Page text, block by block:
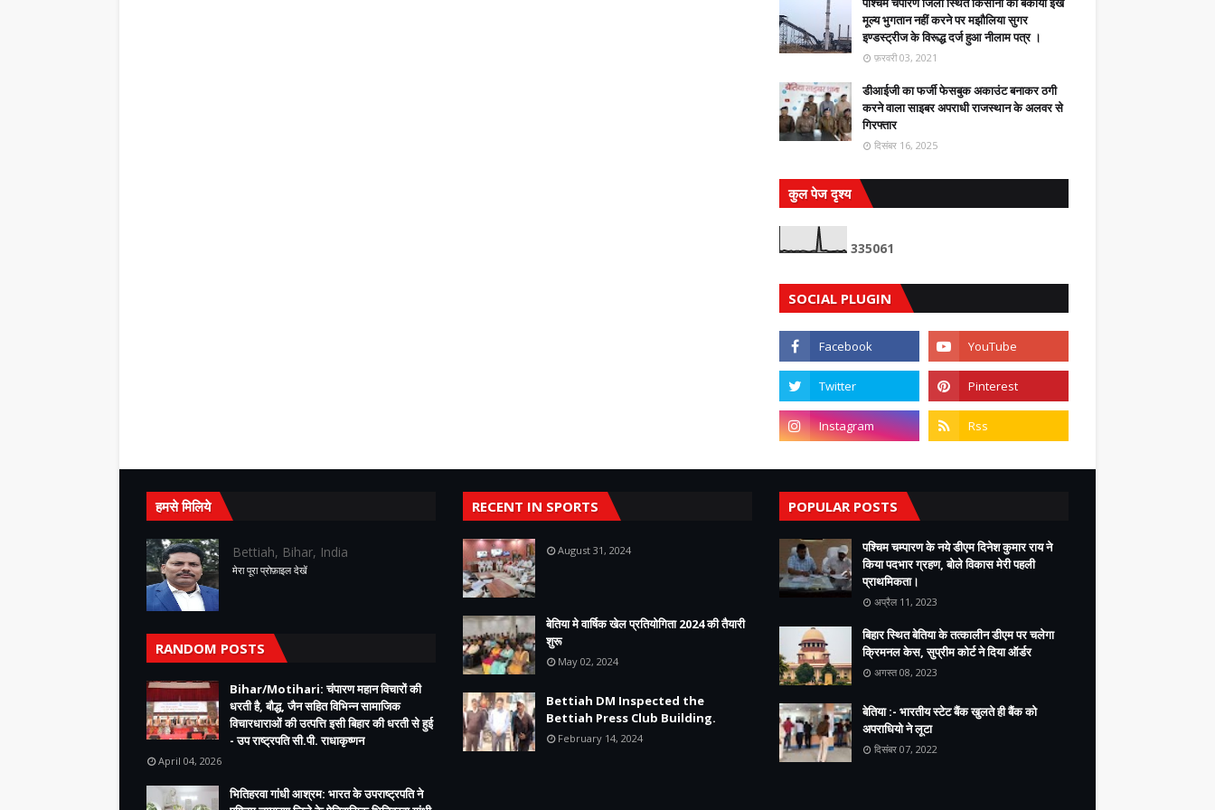
मूल्य भुगतान नहीं करने पर मझौलिया सुगर
इण्डस्ट्रीज के विरूद्ध दर्ज हुआ नीलाम पत्र ।
फ़रवरी 03, 2021
डीआईजी का फर्जी फेसबुक अकाउंट बनाकर ठगी
करने वाला साइबर अपराधी राजस्थान के अलवर से
गिरफ्तार
दिसंबर 16, 2025
कुल पेज दृश्य
335061
SOCIAL PLUGIN
हमसे मिलिये
Bettiah, Bihar, India
मेरा पूरा प्रोफ़ाइल देखें
RANDOM POSTS
Bihar/Motihari: चंपारण महान विचारों की
धरती है, बौद्ध, जैन सहित विभिन्न सामाजिक
विचारधाराओं की उत्पत्ति इसी बिहार की धरती से हुई
- उप राष्ट्रपति सी.पी. राधाकृष्णन
April 04, 2026
भितिहरवा गांधी आश्रम: भारत के उपराष्ट्रपति ने
RECENT IN SPORTS
August 31, 2024
बेतिया मे वार्षिक खेल प्रतियोगिता 2024 की तैयारी
शुरू
May 02, 2024
Bettiah DM Inspected the
Bettiah Press Club Building.
February 14, 2024
POPULAR POSTS
पश्चिम चम्पारण के नये डीएम दिनेश कुमार राय ने
किया पदभार ग्रहण, बोले विकास मेरी पहली
प्राथमिकता।
अप्रैल 11, 2023
बिहार स्थित बेतिया के तत्कालीन डीएम पर चलेगा
क्रिमनल केस, सुप्रीम कोर्ट ने दिया ऑर्डर
अगस्त 08, 2023
बेतिया :- भारतीय स्टेट बैंक खुलते ही बैंक को
अपराधियो ने लूटा
दिसंबर 07, 2022